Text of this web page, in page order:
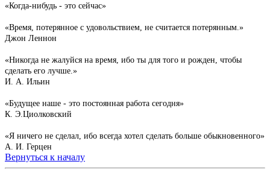
«Когда-нибудь - это сейчас»
«Время, потерянное с удовольствием, не считается потерянным.»
Джон Леннон
«Никогда не жалуйся на время, ибо ты для того и рожден, чтобы
сделать его лучше.»
И. А. Ильин
«Будущее наше - это постоянная работа сегодня»
К. Э.Циолковский
«Я ничего не сделал, ибо всегда хотел сделать больше обыкновенного»
А. И. Герцен
Вернуться к началу